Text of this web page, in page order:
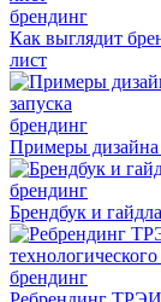
брендинг
Как выглядит
лист
брендинг
Примеры дизайна
брендинг
Брендбук и
брендинг